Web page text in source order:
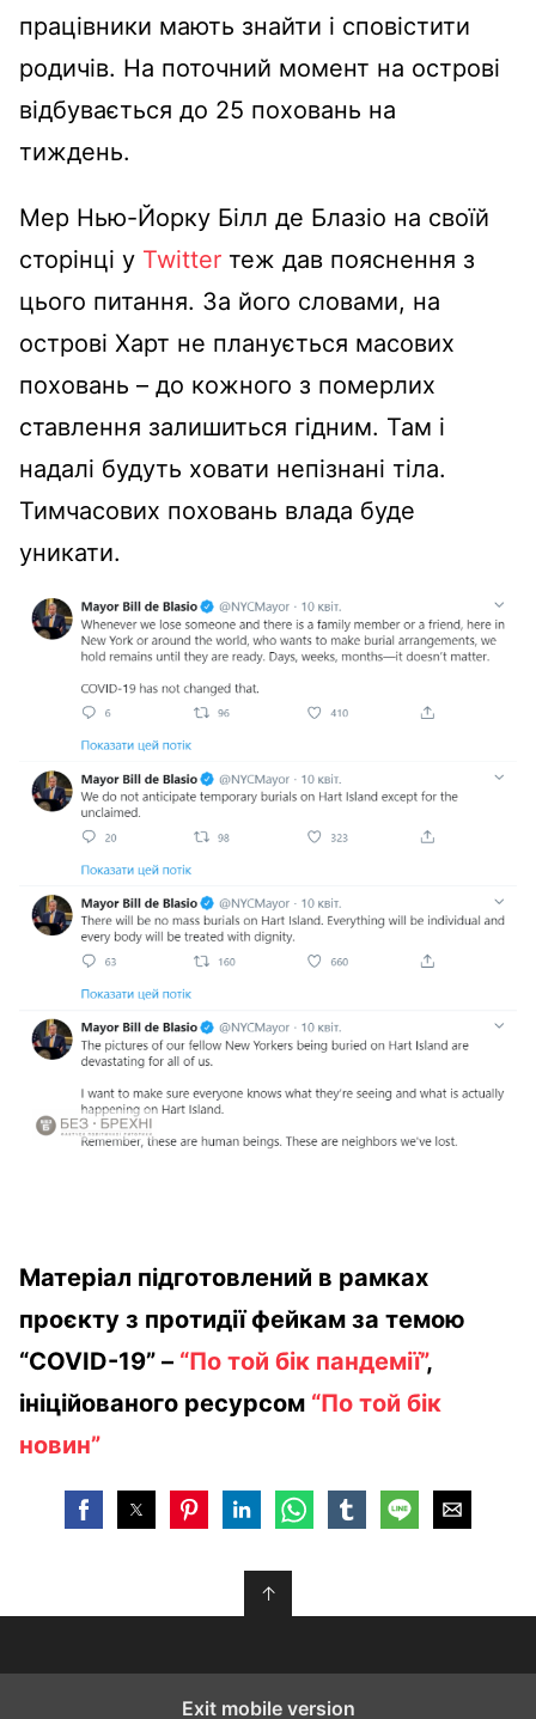
працівники мають знайти і сповістити
родичів. На поточний момент на острові
відбувається до 25 поховань на
тиждень.
Мер Нью-Йорку Білл де Блазіо на своїй
сторінці у Twitter теж дав пояснення з
цього питання. За його словами, на
острові Харт не планується масових
поховань – до кожного з померлих
ставлення залишиться гідним. Там і
надалі будуть ховати непізнані тіла.
Тимчасових поховань влада буде
уникати.
Матеріал підготовлений в рамках
проєкту з протидії фейкам за темою
“COVID-19” – “По той бік пандемії”,
ініційованого ресурсом “По той бік
новин”
↑
Exit mobile version